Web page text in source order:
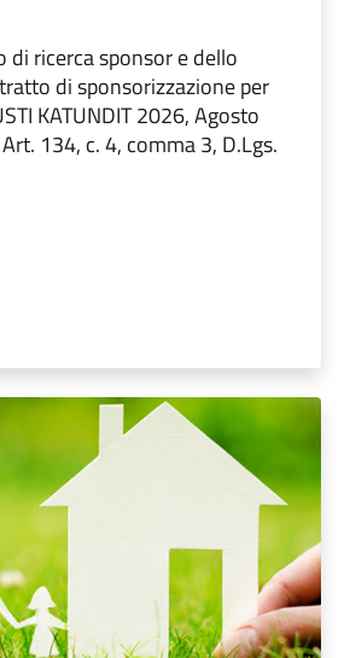
di ricerca sponsor e dello
di sponsorizzazione per
KATUNDIT 2026, Agosto
134, c. 4, comma 3, D.Lgs.